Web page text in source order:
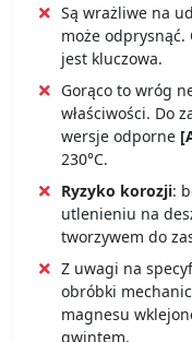
Są wrażliwe na
może
jest kluczowa.
Gorąco to wróg
właściwości. Do
wersje odporne
230°C.
Ryzyko korozji:
utlenieniu na
tworzywem do
Z uwagi na
obróbki
magnesu
gwintem.